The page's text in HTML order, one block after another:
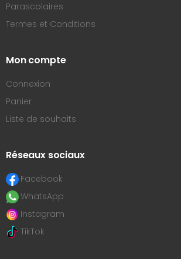
Parascolaires
Termes et Conditions
Mon compte
Connexion
Panier
Liste de souhaits
Réseaux sociaux
Facebook
WhatsApp
Instagram
TikTok